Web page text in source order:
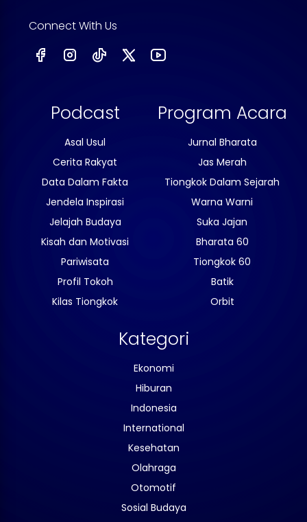
Connect With Us
Podcast
Asal Usul
Cerita Rakyat
Data Dalam Fakta
Jendela Inspirasi
Jelajah Budaya
Kisah dan Motivasi
Pariwisata
Profil Tokoh
Kilas Tiongkok
Program Acara
Jurnal Bharata
Jas Merah
Tiongkok Dalam Sejarah
Warna Warni
Suka Jajan
Bharata 60
Tiongkok 60
Batik
Orbit
Kategori
Ekonomi
Hiburan
Indonesia
International
Kesehatan
Olahraga
Otomotif
Sosial Budaya